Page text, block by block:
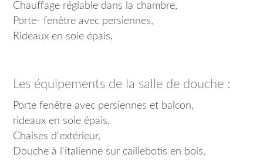
Chauffage réglable dans la chambre,
Porte- fenêtre avec persiennes,
Rideaux en soie épais,
Les équipements de la salle de douche :
Porte fenêtre avec persiennes et balcon,
rideaux en soie épais,
Chaises d'extérieur,
Douche à l'italienne sur caillebotis en bois,